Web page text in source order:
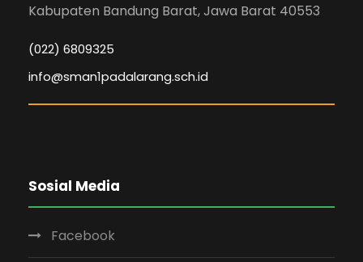
Kabupaten Bandung Barat, Jawa Barat 40553
(022) 6809325
info@sman1padalarang.sch.id
Sosial Media
Facebook